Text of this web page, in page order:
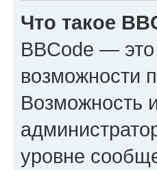
Что такое
BBCode —
возможности
Возможность
уровне